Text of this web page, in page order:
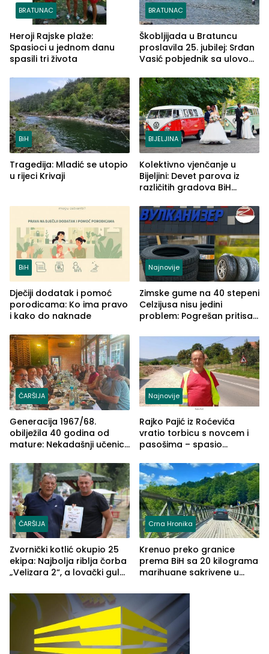
BRATUNAC
Heroji Rajske plaže:
Spasioci u jednom danu
spasili tri života
BRATUNAC
Škobljijada u Bratuncu
proslavila 25. jubilej: Srđan
Vasić pobjednik sa ulovom
BiH
Tragedija: Mladić se utopio
u rijeci Krivaji
BIJELJINA
Kolektivno vjenčanje u
Bijeljini: Devet parova iz
različitih gradova BiH
BiH
Dječiji dodatak i pomoć
porodicama: Ko ima pravo
i kako do naknade
Najnovije
Zimske gume na 40 stepeni
Celzijusa nisu jedini
problem: Pogrešan pritisak
ČARŠIJA
Generacija 1967/68.
obilježila 40 godina od
mature: Nekadašnji učenici
(FOTO)
Najnovije
Rajko Pajić iz Roćevića
vratio torbicu s novcem i
pasošima – spasio
Grčkoj
ČARŠIJA
Zvornički kotlić okupio 25
ekipa: Najbolja riblja čorba
„Velizara 2“, a lovački gulaš
Crna Hronika
Krenuo preko granice
prema BiH sa 20 kilograma
marihuane sakrivene u